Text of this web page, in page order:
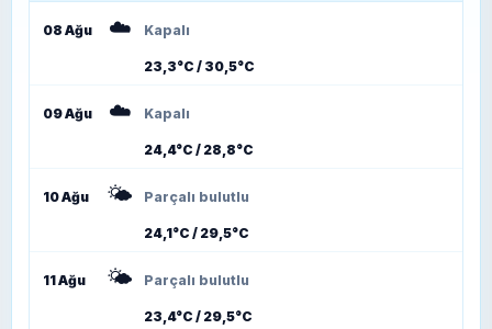
08 Ağu ☁️ Kapalı
23,3°C / 30,5°C
09 Ağu ☁️ Kapalı
24,4°C / 28,8°C
10 Ağu 🌤️ Parçalı bulutlu
24,1°C / 29,5°C
11 Ağu 🌤️ Parçalı bulutlu
23,4°C / 29,5°C